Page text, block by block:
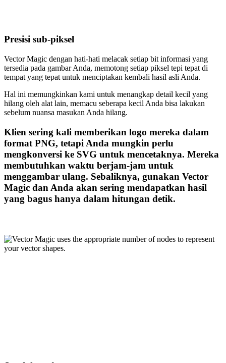
Presisi sub-piksel
Vector Magic dengan hati-hati melacak setiap bit informasi yang
tersedia pada gambar Anda, memotong setiap piksel tepi tepat di
tempat yang tepat untuk menciptakan kembali hasil asli Anda.
Hal ini memungkinkan kami untuk menangkap detail kecil yang
hilang oleh alat lain, memacu seberapa kecil Anda bisa lakukan
sebelum nuansa masukan Anda hilang.
Klien sering kali memberikan logo mereka dalam
format PNG, tetapi Anda mungkin perlu
mengkonversi ke SVG untuk mencetaknya. Mereka
membutuhkan waktu berjam-jam untuk
menggambar ulang. Sebaliknya, gunakan Vector
Magic dan Anda akan sering mendapatkan hasil
yang bagus hanya dalam hitungan detik.